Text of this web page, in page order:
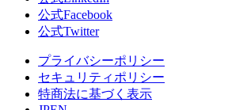
公式Facebook
公式Twitter
プライバシーポリシー
セキュリティポリシー
特商法に基づく表示